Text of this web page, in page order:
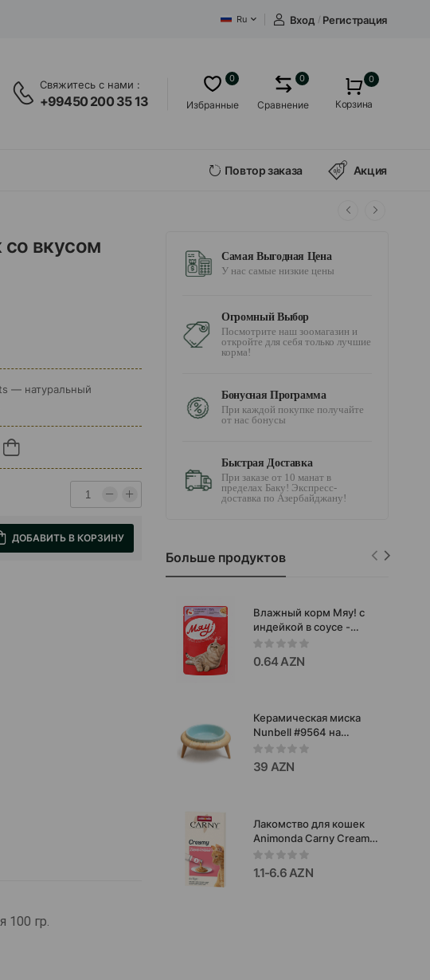
Ru Вход / Регистрация
Свяжитесь с нами :
+99450 200 35 13 Избранные
0
Сравнение
0 0
Корзина
Повтор заказа Акция
со вкусом
— натуральный
ДОБАВИТЬ В КОРЗИНУ
100 гр.
Самая Выгодная Цена
У нас самые низкие цены
Огромный Выбор
Посмотрите наш зоомагазин и
откройте для себя только лучшие
корма!
Бонусная Программа
При каждой покупке получайте
от нас бонусы
Быстрая Доставка
При заказе от 10 манат в
пределах Баку! Экспресс-
доставка по Азербайджану!
Больше продуктов
Влажный корм Мяу! с
индейкой в соусе -
полнорационный
сбалансированный
рацион, разработанный
85г.#2602
0.64 AZN
Керамическая миска
Nunbell #9564 на
деревянной подставке
для кошек и собак
19x10,5.
39 AZN
Лакомство для кошек
Animonda Carny Creamy
with Salmon&Taurine с
лососем и таурином,
6×15 г
1.1-6.6 AZN